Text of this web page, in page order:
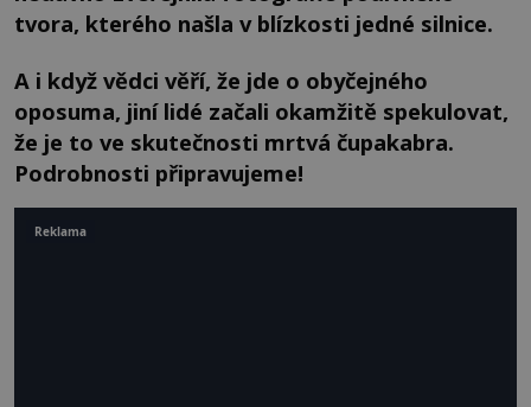
tvora, kterého našla v blízkosti jedné silnice.
A i když vědci věří, že jde o obyčejného
oposuma, jiní lidé začali okamžitě spekulovat,
že je to ve skutečnosti mrtvá čupakabra.
Podrobnosti připravujeme!
Reklama